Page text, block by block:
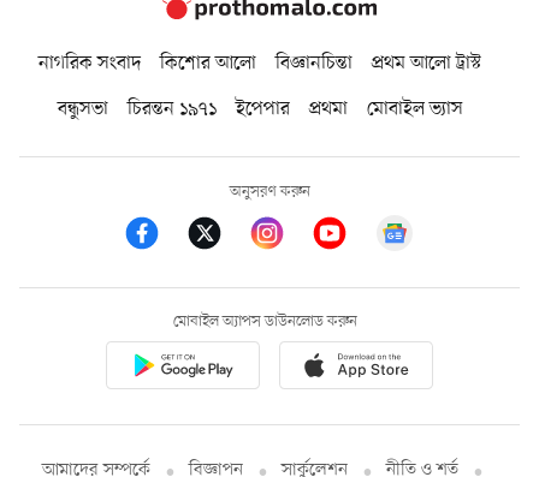
নাগরিক সংবাদ কিশোর আলো বিজ্ঞানচিন্তা
প্রথম আলো ট্রাস্ট
বন্ধুসভা
চিরন্তন ১৯৭১ ইপেপার প্রথমা মোবাইল ভ্যাস
অনুসরণ করুন
মোবাইল অ্যাপস ডাউনলোড করুন
আমাদের সম্পর্কে বিজ্ঞাপন সার্কুলেশন নীতি ও শর্ত